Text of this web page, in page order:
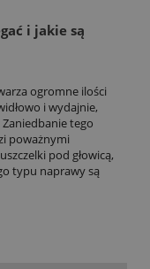
i jakie są
ogromne ilości
i wydajnie,
tego
poważnymi
pod głowicą,
typu naprawy są